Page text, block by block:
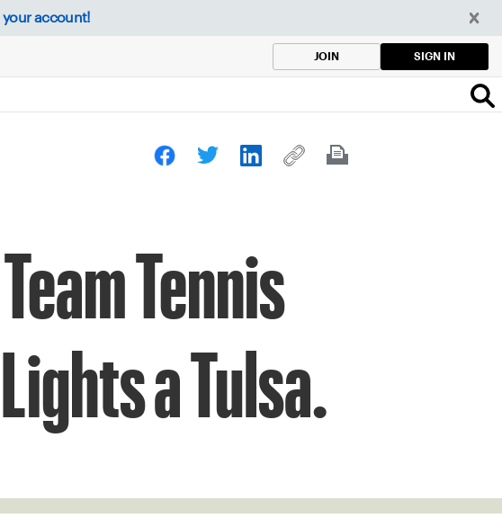
your account!
JOIN SIGN IN
Tennis
a Tulsa.